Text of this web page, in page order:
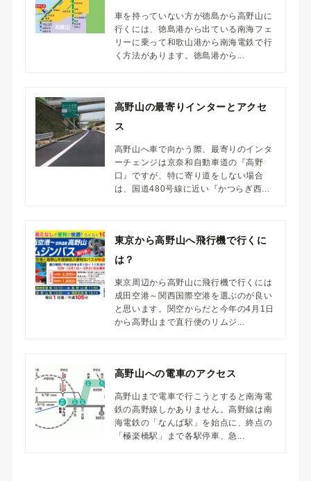
車を持っていない方が徳島から高野山に
行くには、徳島港から出ている南海フェ
リーに乗って和歌山港から南海電鉄で行
く方法があります。徳島港から...
高野山の最寄りインターとアクセ
ス
高野山へ車で向かう際、最寄りのインタ
ーチェンジは京奈和自動車道の『高野
口』ですが、特に寄り道をしない場合
は、国道480号線に近い『かつらぎ西...
東京から高野山へ飛行機で行くに
は？
東京周辺から高野山に飛行機で行くには
成田空港～関西国際空港を選ぶのが良い
と思います。関空からだと今年の4月1日
から高野山まで直行便のリムジ...
高野山への電車のアクセス
高野山まで電車で行こうとすると南海電
鉄の高野線しかありません。高野線は南
海電鉄の「なんば駅」を始点に、終点の
「極楽橋駅」まで各駅停車、急...